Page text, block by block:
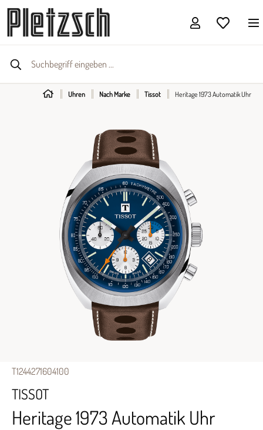
Uhren Nach Marke Tissot Heritage 1973 Automatik Uhr
T1244271604100
TISSOT
Heritage 1973 Automatik Uhr